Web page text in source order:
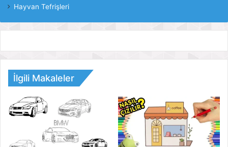
Hayvan Tefrişleri
İlgili Makaleler